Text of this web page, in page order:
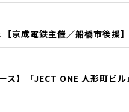
京成電鉄主催／船橋市後援
ス】「JECT ONE 人形町ビ